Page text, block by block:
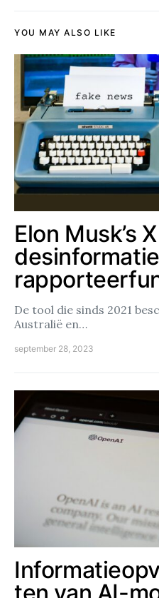
YOU MAY ALSO LIKE
Elon Musk’s X
desinformatie
De tool die sinds 2021
Australië en…
september 28, 2023
ten van AI-